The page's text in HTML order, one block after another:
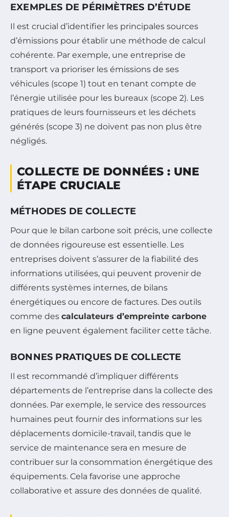
EXEMPLES DE PÉRIMÈTRES D’ÉTUDE
Il est crucial d’identifier les principales sources
d’émissions pour établir une méthode de calcul
cohérente. Par exemple, une entreprise de
transport va prioriser les émissions de ses
véhicules (scope 1) tout en tenant compte de
l’énergie utilisée pour les bureaux (scope 2). Les
pratiques de leurs fournisseurs et les déchets
générés (scope 3) ne doivent pas non plus être
négligés.
COLLECTE DE DONNÉES : UNE
ÉTAPE CRUCIALE
MÉTHODES DE COLLECTE
Pour que le bilan carbone soit précis, une collecte
de données rigoureuse est essentielle. Les
entreprises doivent s’assurer de la fiabilité des
informations utilisées, qui peuvent provenir de
différents systèmes internes, de bilans
énergétiques ou encore de factures. Des outils
comme des calculateurs d’empreinte carbone
en ligne peuvent également faciliter cette tâche.
BONNES PRATIQUES DE COLLECTE
Il est recommandé d’impliquer différents
départements de l’entreprise dans la collecte des
données. Par exemple, le service des ressources
humaines peut fournir des informations sur les
déplacements domicile-travail, tandis que le
service de maintenance sera en mesure de
contribuer sur la consommation énergétique des
équipements. Cela favorise une approche
collaborative et assure des données de qualité.